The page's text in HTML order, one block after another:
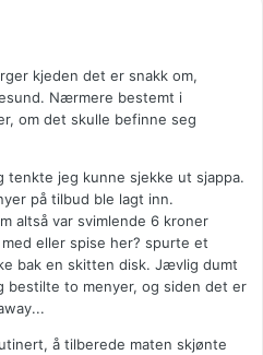
kjeden det er snakk om,
Nærmere bestemt i
om det skulle befinne seg
tenkte jeg kunne sjekke ut sjappa.
på tilbud ble lagt inn.
altså var svimlende 6 kroner
eller spise her? spurte et
bak en skitten disk. Jævlig dumt
bestilte to menyer, og siden det er
å tilberede maten skjønte